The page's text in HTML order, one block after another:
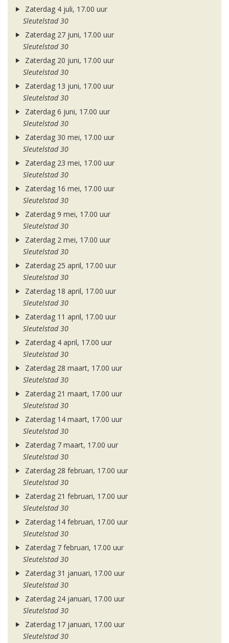
Zaterdag 4 juli, 17.00 uur
Sleutelstad 30
Zaterdag 27 juni, 17.00 uur
Sleutelstad 30
Zaterdag 20 juni, 17.00 uur
Sleutelstad 30
Zaterdag 13 juni, 17.00 uur
Sleutelstad 30
Zaterdag 6 juni, 17.00 uur
Sleutelstad 30
Zaterdag 30 mei, 17.00 uur
Sleutelstad 30
Zaterdag 23 mei, 17.00 uur
Sleutelstad 30
Zaterdag 16 mei, 17.00 uur
Sleutelstad 30
Zaterdag 9 mei, 17.00 uur
Sleutelstad 30
Zaterdag 2 mei, 17.00 uur
Sleutelstad 30
Zaterdag 25 april, 17.00 uur
Sleutelstad 30
Zaterdag 18 april, 17.00 uur
Sleutelstad 30
Zaterdag 11 april, 17.00 uur
Sleutelstad 30
Zaterdag 4 april, 17.00 uur
Sleutelstad 30
Zaterdag 28 maart, 17.00 uur
Sleutelstad 30
Zaterdag 21 maart, 17.00 uur
Sleutelstad 30
Zaterdag 14 maart, 17.00 uur
Sleutelstad 30
Zaterdag 7 maart, 17.00 uur
Sleutelstad 30
Zaterdag 28 februari, 17.00 uur
Sleutelstad 30
Zaterdag 21 februari, 17.00 uur
Sleutelstad 30
Zaterdag 14 februari, 17.00 uur
Sleutelstad 30
Zaterdag 7 februari, 17.00 uur
Sleutelstad 30
Zaterdag 31 januari, 17.00 uur
Sleutelstad 30
Zaterdag 24 januari, 17.00 uur
Sleutelstad 30
Zaterdag 17 januari, 17.00 uur
Sleutelstad 30